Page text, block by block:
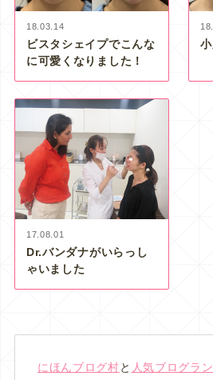
18.03.14
ビスタシェイプでこんな
に可愛くなりました！
17.08.01
Dr.バンダナがいらっし
ゃいました
にほんブログ村と 人気ブログラ